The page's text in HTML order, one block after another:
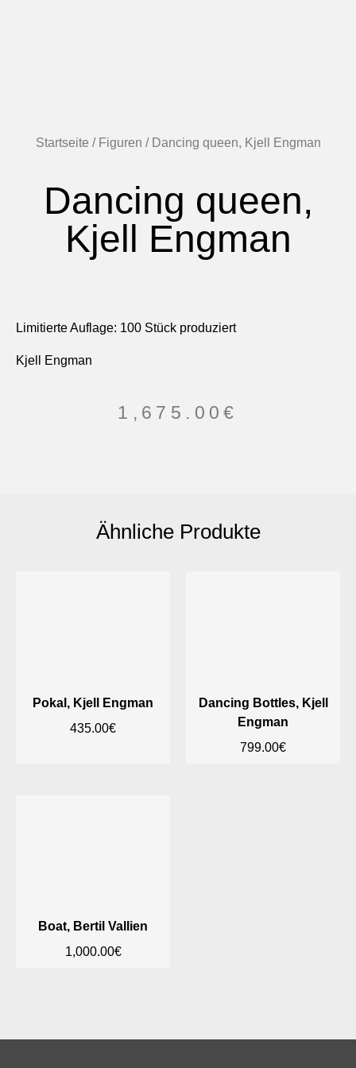
Startseite / Figuren / Dancing queen, Kjell Engman
Dancing queen,
Kjell Engman
Limitierte Auflage: 100 Stück produziert
Kjell Engman
1,675.00€
Ähnliche Produkte
Pokal, Kjell Engman
435.00€
Dancing Bottles, Kjell
Engman
799.00€
Boat, Bertil Vallien
1,000.00€